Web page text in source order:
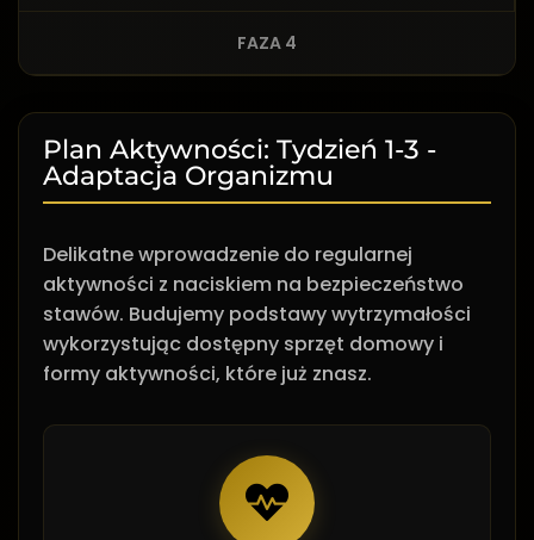
FAZA 4
Plan Aktywności: Tydzień 1-3 -
Adaptacja Organizmu
Delikatne wprowadzenie do regularnej
aktywności z naciskiem na bezpieczeństwo
stawów. Budujemy podstawy wytrzymałości
wykorzystując dostępny sprzęt domowy i
formy aktywności, które już znasz.